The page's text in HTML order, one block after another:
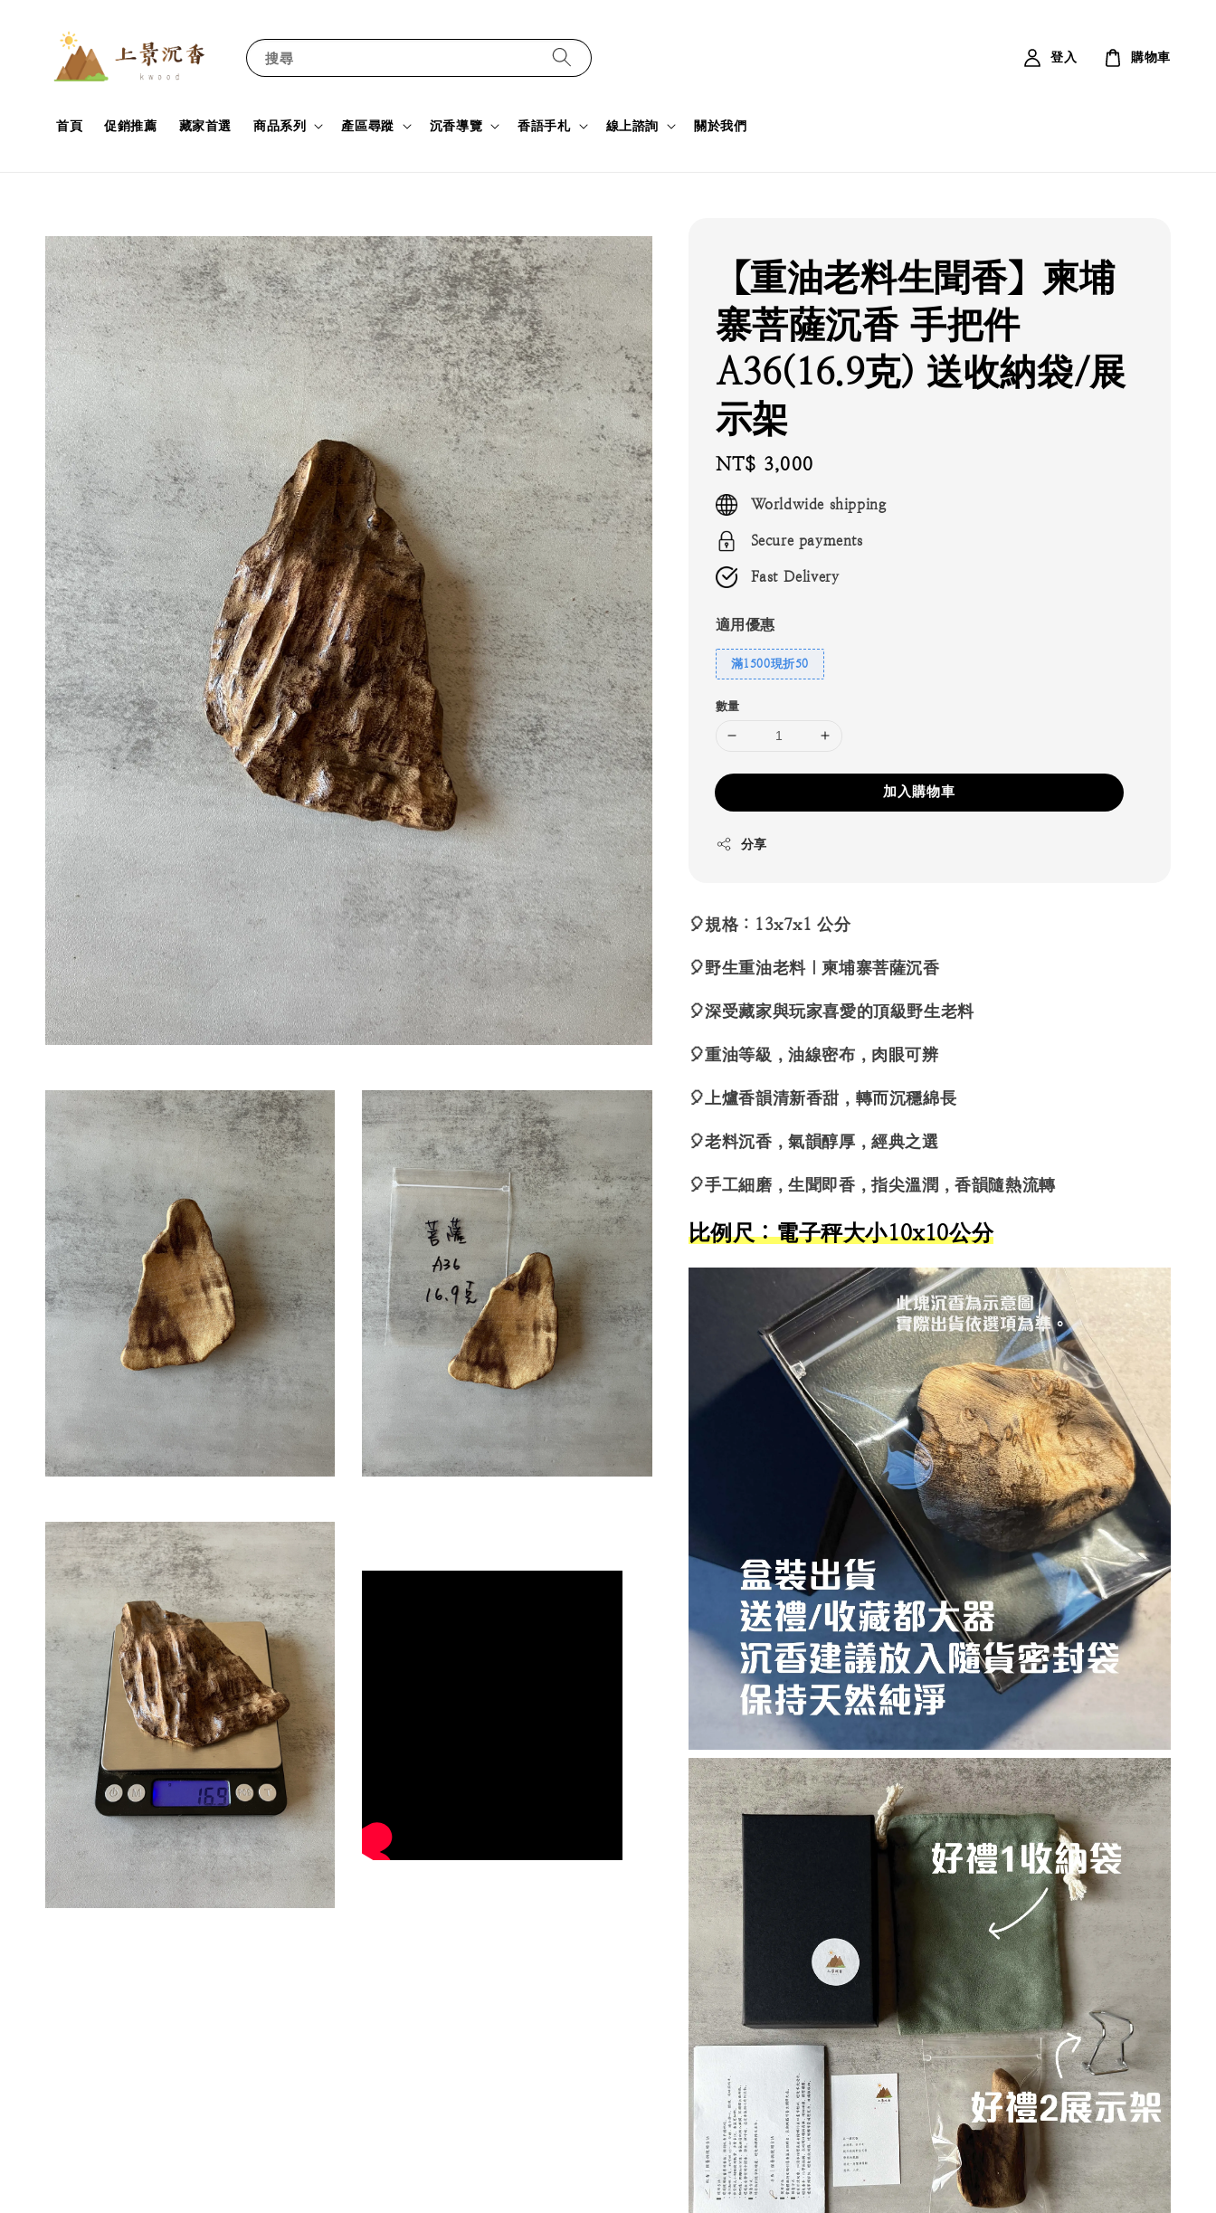
搜尋
首頁 促銷推薦 藏家首選 商品系列 產區尋蹤 沉香導覽 香語手札 線上諮詢 關於我們
登入 購物車
【重油老料生聞香】柬埔
寨菩薩沉香 手把件
A36(16.9克) 送收納袋/展
示架
Regular
price
NT$ 3,000
Worldwide shipping
Secure payments
Fast Delivery
適用優惠
滿1500現折50
數量
加入購物車
分享
🎈規格：13x7x1 公分
🎈野生重油老料｜柬埔寨菩薩沉香
🎈深受藏家與玩家喜愛的頂級野生老料
🎈重油等級，油線密布，肉眼可辨
🎈上爐香韻清新香甜，轉而沉穩綿長
🎈老料沉香，氣韻醇厚，經典之選
🎈手工細磨，生聞即香，指尖溫潤，香韻隨熱流轉
比例尺：電子秤大小10x10公分